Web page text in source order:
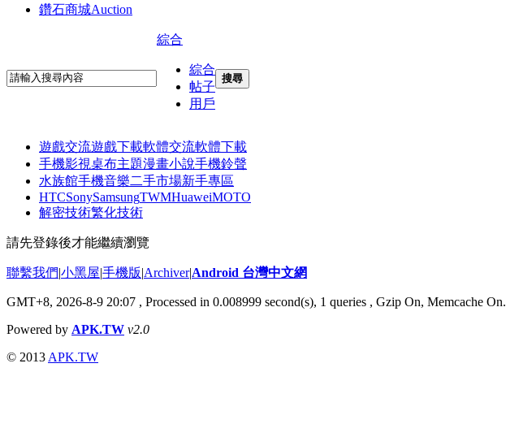
鑽石商城Auction
綜合
綜合
帖子
用戶
搜尋
遊戲交流遊戲下載軟體交流軟體下載
手機影視桌布主題漫畫小說手機鈴聲
水族館手機音樂二手市場新手專區
HTCSonySamsungTWMHuaweiMOTO
解密技術繁化技術
請先登錄後才能繼續瀏覽
聯繫我們|小黑屋|手機版|Archiver|Android 台灣中文網
GMT+8, 2026-8-9 20:07 , Processed in 0.008999 second(s), 1 queries , Gzip On, Memcache On.
Powered by APK.TW v2.0
© 2013 APK.TW